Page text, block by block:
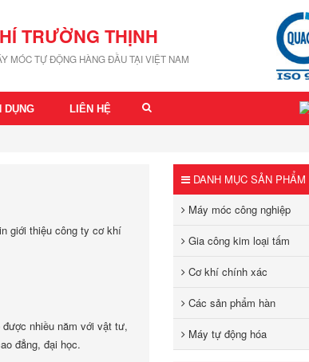
TRƯỜNG THỊNH
MÓC TỰ ĐỘNG HÀNG ĐẦU TẠI VIỆT NAM
DỤNG LIÊN HỆ
giới thiệu công ty cơ khí
được nhiều năm với vật tư,
đẳng, đại học.
DANH MỤC SẢN PHẨM
Máy móc công nghiệp
Gia công kim loại tấm
Cơ khí chính xác
Các sản phẩm hàn
Máy tự động hóa